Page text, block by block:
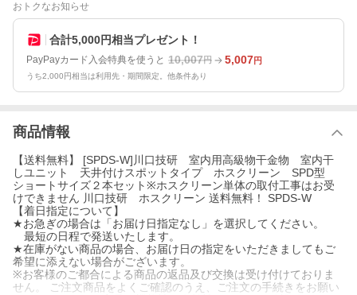
おトクなお知らせ
合計5,000円相当プレゼント！
PayPayカード入会特典を使うと 10,007円 5,007円
うち2,000円相当は利用先・期間限定。他条件あり
商品情報
【送料無料】 [SPDS-W]川口技研 室内用高級物干金物 室内干
しユニット 天井付けスポットタイプ ホスクリーン SPD型
ショートサイズ２本セット※ホスクリーン単体の取付工事はお受
けできません 川口技研 ホスクリーン 送料無料！ SPDS-W
【着日指定について】
★お急ぎの場合は「お届け日指定なし」を選択してください。
最短の日程で発送いたします。
★在庫がない商品の場合、お届け日の指定をいただきましてもご
希望に添えない場合がございます。
※お客様のご都合による商品の返品及び交換は受け付けておりま
せん。 ご注文商品をよくご確認のうえ、ご注文の手続きをお願い